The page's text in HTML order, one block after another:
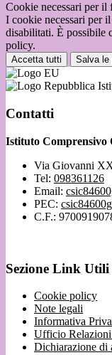
Cookie necessari per il
I cookie necessari per
disabilitati. È possibile
policy.
Accetta tutti Salva le
Contatti
Istituto Comprensivo
Via Giovanni
Tel: 098361126
Email:
PEC:
C.F.:
Sezione Link Utili
Cookie policy
Note legali
Informativa
Ufficio
Dichiarazione di